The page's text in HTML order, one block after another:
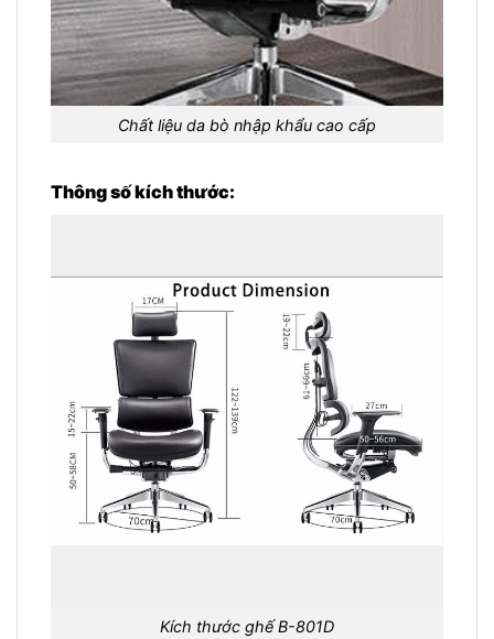
Chất liệu da bò nhập khẩu cao cấp
Thông số kích thước:
Kích thước ghế B-801D